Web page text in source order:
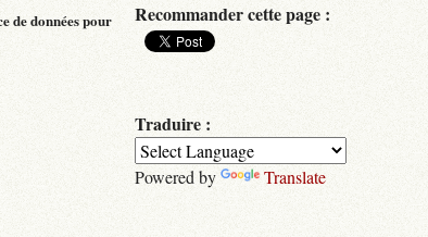
de données pour
Recommander cette page :
Traduire :
Powered by Translate